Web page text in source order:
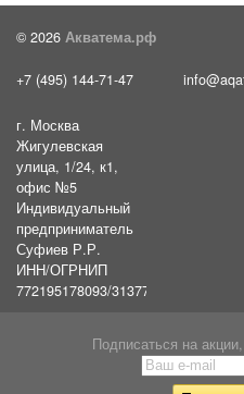
© 2026 Акватема.рф
+7 (495) 144-71-47
г. Москва
Жигулевская
улица, 1/24, к1,
офис №5
Индивидуальный
предприниматель
Суфиев Р.Р.
ИНН/ОГРНИП
772195178093/31377461610054
Подписаться на